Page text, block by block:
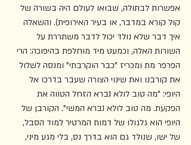
אפשרות לבתולה, שבואו לעולם היה בשורה של
קול קורא במדבר, או בעיר האירופית). והשאלה
איך דבר שלא נולד יכול לדבר משתררת על
השורות האלה, וכמעט מיד מוחלפת בהיפוכה: הרי
הפרפר מת ומכריז "כבר הוקרבתי" ומנסה לשלול
את קורבנו ואת שינוי הצורה שעבר בדרכו אל
היופי: "מה טוב לולא נברא הזחל הטוֹוה את
הפקעת. מה טוב לולא נברא המשי". הקורבן של
היופי הוא גלגולו של דמות המרטיר למוד הסבל,
של ישו, שנולד גם הוא בדרך נס, בלי מגע מיני,